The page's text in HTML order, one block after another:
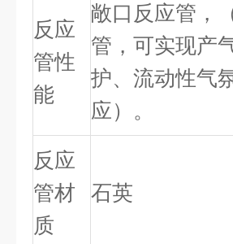
反应
管性
能
敞口反应管，
管，可实现产
护、流动性气
应）。
反应
管材
质
石英